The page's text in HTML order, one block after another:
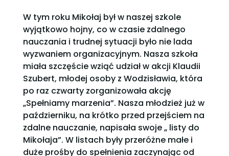
W tym roku Mikołaj był w naszej szkole
wyjątkowo hojny, co w czasie zdalnego
nauczania i trudnej sytuacji było nie lada
wyzwaniem organizacyjnym. Nasza szkoła
miała szczęście wziąć udział w akcji Klaudii
Szubert, młodej osoby z Wodzisławia, która
po raz czwarty zorganizowała akcję
„Spełniamy marzenia”. Nasza młodzież już w
październiku, na krótko przed przejściem na
zdalne nauczanie, napisała swoje „ listy do
Mikołaja”. W listach były przeróżne małe i
duże prośby do spełnienia zaczynając od